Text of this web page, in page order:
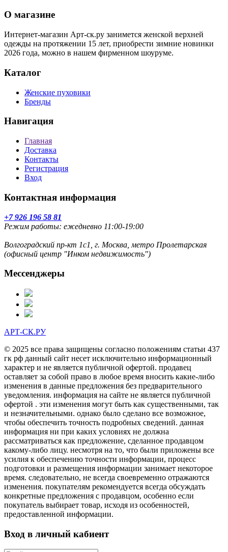
О магазине
Интернет-магазин Арт-ск.ру занимется женской верхней
одежды на протяжении 15 лет, приобрести зимние новинки
2026 года, можно в нашем фирменном шоуруме.
Каталог
Женские пуховики
Бренды
Навигация
Главная
Доставка
Контакты
Регистрация
Вход
Контактная информация
+7 926 196 58 81
Режим работы: ежедневно 11:00-19:00
Волгоградский пр-кт 1с1, г. Москва, метро Пролетарская
(офисный центр "Инком недвижимость")
Мессенджеры
АРТ-СК.РУ
© 2025 все права защищены согласно положениям статьи 437
гк рф данный сайт несет исключительно информационный
характер и не является публичной офертой. продавец
оставляет за собой право в любое время вносить какие-либо
изменения в данные предложения без предварительного
уведомления. информация на сайте не является публичной
офертой . эти изменения могут быть как существенными, так
и незначительными. однако было сделано все возможное,
чтобы обеспечить точность подробных сведений. данная
информация ни при каких условиях не должна
рассматриваться как предложение, сделанное продавцом
какому-либо лицу. несмотря на то, что были приложены все
усилия к обеспечению точности информации, процесс
подготовки и размещения информации занимает некоторое
время. следовательно, не всегда своевременно отражаются
изменения. покупателям рекомендуется всегда обсуждать
конкретные предложения с продавцом, особенно если
покупатель выбирает товар, исходя из особенностей,
предоставленной информации.
Вход в личный кабиент